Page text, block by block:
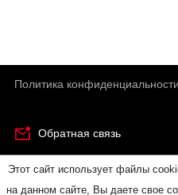
Этот сайт использует файлы
на данном сайте, Вы даете свое
Политика конфиденциальности
Обратная связь